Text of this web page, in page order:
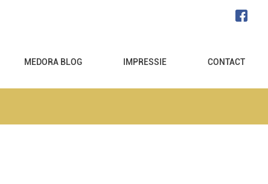
MEDORA BLOG IMPRESSIE CONTACT